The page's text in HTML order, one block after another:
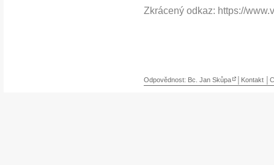
Zkrácený odkaz: https://
Odpovědnost: Bc. Jan Skůpa Kontakt